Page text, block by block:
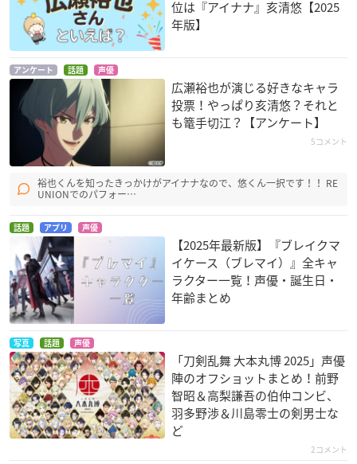
位は『アイナナ』亥清悠【2025
年版】
アンケート 話題 声優
広瀬裕也が演じる好きなキャラ
投票！やっぱり亥清悠？それと
も篭手切江？【アンケート】
5コメント
裕也くんを知ったきっかけがアイナナなので、悠くん一択です！！ RE
UNIONでのパフォー…
話題 アプリ 声優
【2025年最新版】『ブレイクマ
イケース（ブレマイ）』全キャ
ラクター一覧！声優・誕生日・
年齢まとめ
写真 話題 声優
「刀剣乱舞 大本丸博 2025」声優
陣のオフショットまとめ！前野
智昭＆高梨謙吾の伯仲コンビ、
羽多野渉＆川島零士の剣男士な
ど
2コメント